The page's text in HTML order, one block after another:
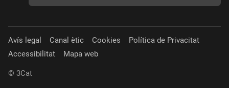
Avís legal Canal ètic Cookies
Política de Privacitat
Accessibilitat
Mapa web
© 3Cat